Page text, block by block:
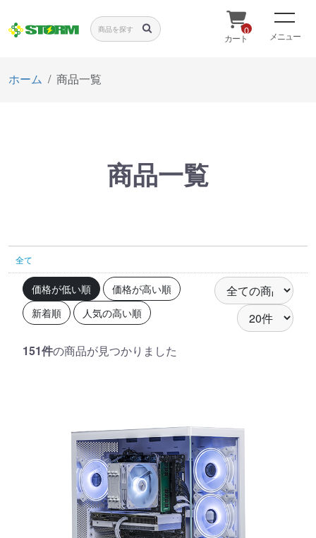
0
カート メニュー
ホーム 商品一覧
商品一覧
全て
価格が低い順
価格が高い順
新着順
人気の高い順
151件の商品が見つかりました